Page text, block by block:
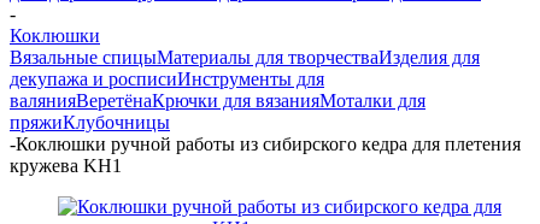
-
Коклюшки
Вязальные спицыМатериалы для творчестваИзделия для
декупажа и росписиИнструменты для
валянияВеретёнаКрючки для вязанияМоталки для
пряжиКлубочницы
-Коклюшки ручной работы из сибирского кедра для плетения
кружева KH1